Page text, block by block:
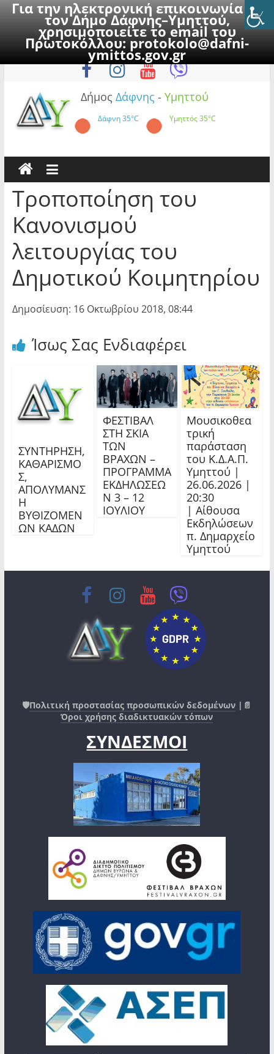
Για την ηλεκτρονική επικοινωνία με
τον Δήμο Δάφνης–Υμηττού,
χρησιμοποιείτε το email του
Πρωτοκόλλου:protokolo@dafni-
ymittos.gov.gr
to
Σάββατο, 8 Αυγούστου 2026
Δήμος Δάφνης - Υμηττού
Δάφνη35°C Υμηττός35°C
Τροποποίηση του
Κανονισμού
λειτουργίας του
Δημοτικού Κοιμητηρίου
Δημοσίευση: 16 Οκτωβρίου 2018, 08:44
Ίσως Σας Ενδιαφέρει
ΣΥΝΤΗΡΗΣΗ,
ΚΑΘΑΡΙΣΜΟ
Σ,
ΑΠΟΛΥΜΑΝΣ
Η
ΒΥΘΙΖΟΜΕΝ
ΩΝ ΚΑΔΩΝ
ΦΕΣΤΙΒΑΛ
ΣΤΗ ΣΚΙΑ
ΤΩΝ
ΒΡΑΧΩΝ –
ΠΡΟΓΡΑΜΜΑ
ΕΚΔΗΛΩΣΕΩ
Ν 3 – 12
ΙΟΥΛΙΟΥ
Μουσικοθεα
τρική
παράσταση
του Κ.Δ.Α.Π.
Υμηττού |
26.06.2026 |
20:30
| Αίθουσα
Εκδηλώσεων
π. Δημαρχείο
Υμηττού
🛡️Πολιτική προστασίας προσωπικών δεδομένων |📄
Όροι χρήσης διαδικτυακών τόπων
ΣΥΝΔΕΣΜΟΙ